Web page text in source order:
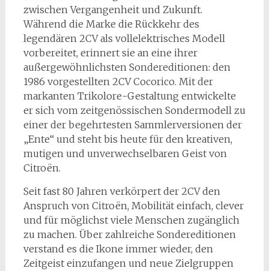
zwischen Vergangenheit und Zukunft.
Während die Marke die Rückkehr des
legendären 2CV als vollelektrisches Modell
vorbereitet, erinnert sie an eine ihrer
außergewöhnlichsten Sondereditionen: den
1986 vorgestellten 2CV Cocorico. Mit der
markanten Trikolore-Gestaltung entwickelte
er sich vom zeitgenössischen Sondermodell zu
einer der begehrtesten Sammlerversionen der
„Ente“ und steht bis heute für den kreativen,
mutigen und unverwechselbaren Geist von
Citroën.
Seit fast 80 Jahren verkörpert der 2CV den
Anspruch von Citroën, Mobilität einfach, clever
und für möglichst viele Menschen zugänglich
zu machen. Über zahlreiche Sondereditionen
verstand es die Ikone immer wieder, den
Zeitgeist einzufangen und neue Zielgruppen